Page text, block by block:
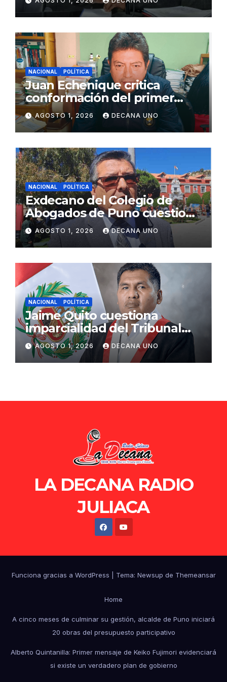
Juliaca
NACIONAL POLÍTICA
Juan Echenique critica
conformación del primer
gabinete ministerial de Keiko
Fujimori
AGOSTO 1, 2026 DECANA UNO
NACIONAL POLÍTICA
Exdecano del Colegio de
Abogados de Puno cuestiona
propuestas sobre seguridad
ciudadana
AGOSTO 1, 2026 DECANA UNO
NACIONAL POLÍTICA
Jaime Quito cuestiona
imparcialidad del Tribunal
Constitucional tras liberación
de Ollanta Humala
AGOSTO 1, 2026 DECANA UNO
LA DECANA RADIO
JULIACA
Funciona gracias a WordPress Tema: Newsup de Themeansar
Home
A cinco meses de culminar su gestión, alcalde de Puno iniciará
20 obras del presupuesto participativo
Alberto Quintanilla: Primer mensaje de Keiko Fujimori evidenciará
si existe un verdadero plan de gobierno